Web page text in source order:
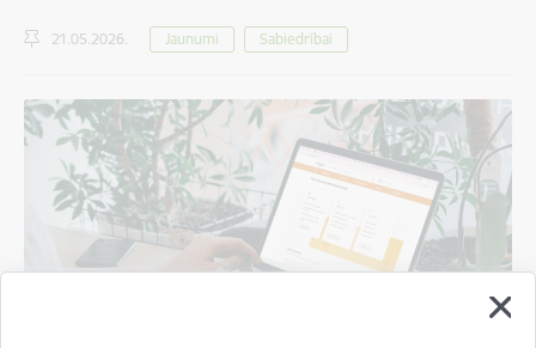
21.05.2026. Jaunumi Sabiedrībai